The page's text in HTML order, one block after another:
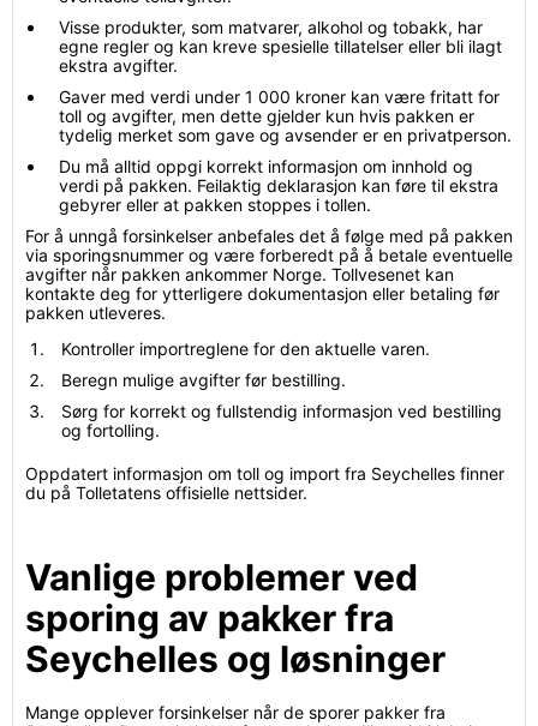
Visse produkter, som matvarer, alkohol og tobakk, har
egne regler og kan kreve spesielle tillatelser eller bli ilagt
ekstra avgifter.
Gaver med verdi under 1 000 kroner kan være fritatt for
toll og avgifter, men dette gjelder kun hvis pakken er
tydelig merket som gave og avsender er en privatperson.
Du må alltid oppgi korrekt informasjon om innhold og
verdi på pakken. Feilaktig deklarasjon kan føre til ekstra
gebyrer eller at pakken stoppes i tollen.
For å unngå forsinkelser anbefales det å følge med på pakken
via sporingsnummer og være forberedt på å betale eventuelle
avgifter når pakken ankommer Norge. Tollvesenet kan
kontakte deg for ytterligere dokumentasjon eller betaling før
pakken utleveres.
Kontroller importreglene for den aktuelle varen.
Beregn mulige avgifter før bestilling.
Sørg for korrekt og fullstendig informasjon ved bestilling
og fortolling.
Oppdatert informasjon om toll og import fra Seychelles finner
du på Tolletatens offisielle nettsider.
Vanlige problemer ved
sporing av pakker fra
Seychelles og løsninger
Mange opplever forsinkelser når de sporer pakker fra